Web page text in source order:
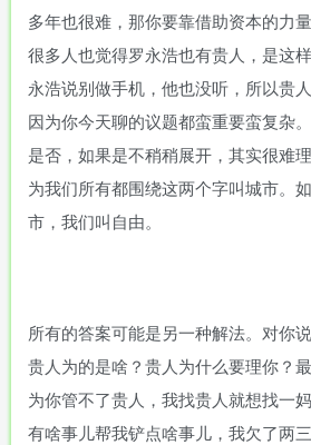
多年也很难，那你要靠借助资本的力
很多人也觉得罗永浩也有贵人，是这
永浩说别做手机，他也没听，所以贵
因为你今天聊的议题都蛮重要蛮复杂
是否，如果是不稍稍展开，其实很难
为我们所有都围绕这两个字叫城市。
市，我们叫自由。
所有的答案可能是另一种解法。对你
贵人为的是啥？贵人为什么要理你？
为你管不了贵人，我找贵人就想找一
有啥事儿帮我铲点啥事儿，我欠了两